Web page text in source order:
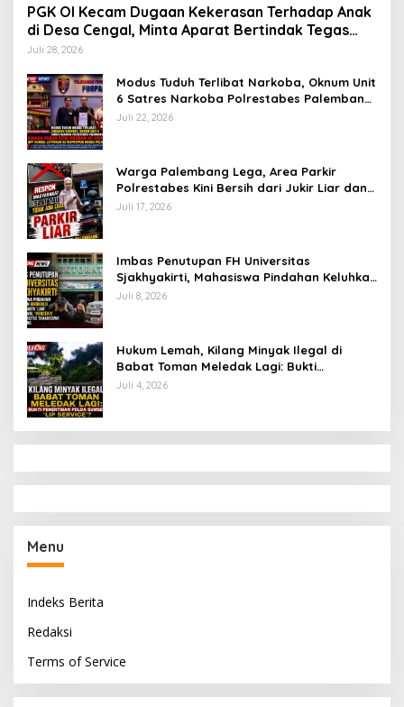
PGK OI Kecam Dugaan Kekerasan Terhadap Anak
di Desa Cengal, Minta Aparat Bertindak Tegas
Jika Terbukti
Juli 28, 2026
Modus Tuduh Terlibat Narkoba, Oknum Unit
6 Satres Narkoba Polrestabes Palembang
Diduga Peras Istri Korban Rp40 Juta, GPP
Juli 22, 2026
Warga Palembang Lega, Area Parkir
Polrestabes Kini Bersih dari Jukir Liar dan
Gratis
Juli 17, 2026
Imbas Penutupan FH Universitas
Sjakhyakirti, Mahasiswa Pindahan Keluhkan
Birokrasi Ruwet di Universitas Tamansiswa
Juli 8, 2026
Hukum Lemah, Kilang Minyak Ilegal di
Babat Toman Meledak Lagi: Bukti
Penertiban Polda Sumsel Hanya ‘Lip
Juli 4, 2026
Menu
Indeks Berita
Redaksi
Terms of Service